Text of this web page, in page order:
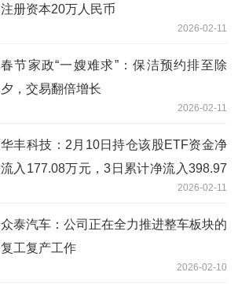
注册资本20万人民币
2026-02-11
春节家政“一嫂难求”：保洁预约排至除
夕，交易翻倍增长
2026-02-11
华丰科技：2月10日持仓该股ETF资金净
流入177.08万元，3日累计净流入398.97
2026-02-11
众泰汽车：公司正在全力推进整车板块的
复工复产工作
2026-02-10